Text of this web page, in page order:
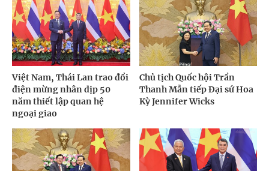
Việt Nam, Thái Lan trao đổi
điện mừng nhân dịp 50
năm thiết lập quan hệ
ngoại giao
Chủ tịch Quốc hội Trần
Thanh Mẫn tiếp Đại sứ Hoa
Kỳ Jennifer Wicks